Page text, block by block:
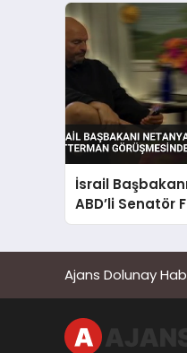
İsrail
ABD’li Senatör
görüşmesinde
Ajans Dolunay